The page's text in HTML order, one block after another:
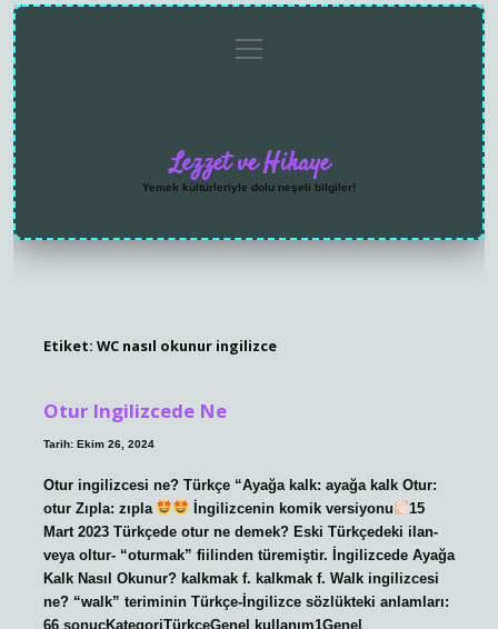
menüyü
aç
Lezzet ve Hikaye
Yemek kültürleriyle dolu neşeli bilgiler!
Etiket: WC nasıl okunur ingilizce
Otur Ingilizcede Ne
Tarih: Ekim 26, 2024
Otur ingilizcesi ne? Türkçe “Ayağa kalk: ayağa kalk Otur:
otur Zıpla: zıpla
İngilizcenin komik versiyonu
15
Mart 2023 Türkçede otur ne demek? Eski Türkçedeki ilan-
veya oltur- “oturmak” fiilinden türemiştir. İngilizcede Ayağa
Kalk Nasıl Okunur? kalkmak f. kalkmak f. Walk ingilizcesi
ne? “walk” teriminin Türkçe-İngilizce sözlükteki anlamları:
66 sonuçKategoriTürkçeGenel kullanım1Genel